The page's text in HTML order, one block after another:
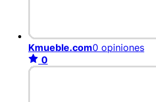
Kmueble.com0 opiniones
0